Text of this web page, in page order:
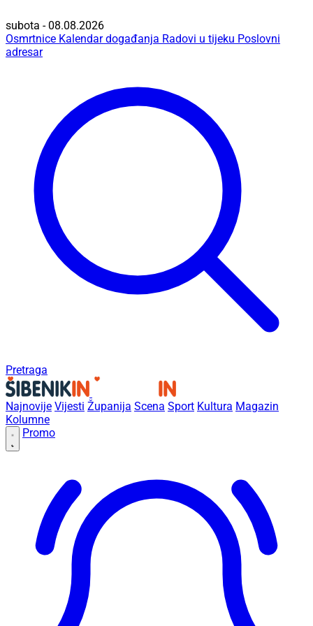
subota - 08.08.2026
Osmrtnice Kalendar događanja Radovi u tijeku Poslovni
adresar
Pretraga
Najnovije Vijesti Županija Scena Sport Kultura Magazin
Kolumne
Promo